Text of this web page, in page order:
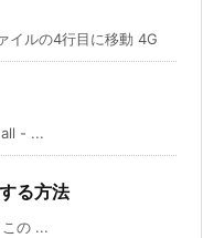
イルの4行目に移動 4G
- ...
る方法
の ...